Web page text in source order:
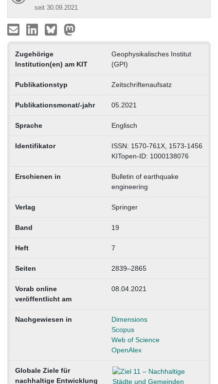
seit 30.09.2021
Zugehörige
Institution(en) am KIT
Geophysikalisches Institut
(GPI)
Publikationstyp Zeitschriftenaufsatz
Publikationsmonat/-jahr 05.2021
Sprache Englisch
Identifikator
ISSN: 1570-761X, 1573-1456
KITopen-ID: 1000138076
Erschienen in
Bulletin of earthquake
engineering
Verlag Springer
Band 19
Heft 7
Seiten 2839–2865
Vorab online
veröffentlicht am
08.04.2021
Nachgewiesen in
Dimensions
Scopus
Web of Science
OpenAlex
Globale Ziele für
nachhaltige Entwicklung